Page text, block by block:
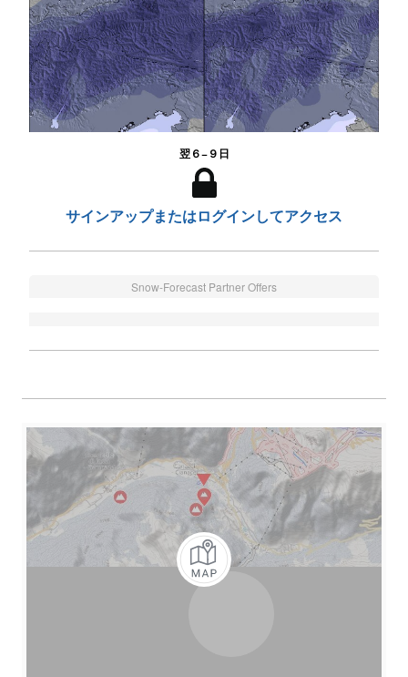
翌６−９日
サインアップまたはログインしてアクセス
Snow-Forecast Partner Offers